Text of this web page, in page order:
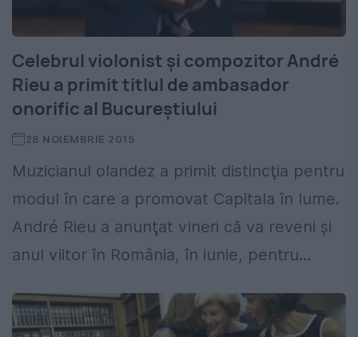
Celebrul violonist şi compozitor André
Rieu a primit titlul de ambasador
onorific al Bucureștiului
28 NOIEMBRIE 2015
Muzicianul olandez a primit distincţia pentru
modul în care a promovat Capitala în lume.
André Rieu a anunţat vineri că va reveni şi
anul viitor în România, în iunie, pentru...